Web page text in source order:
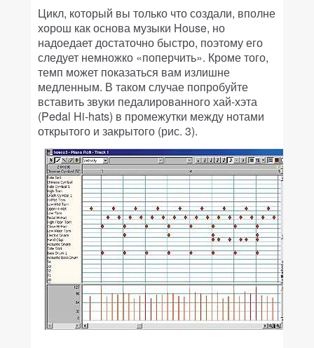
Цикл, который вы только что создали, вполне
хорош как основа музыки House, но
надоедает достаточно быстро, поэтому его
следует немножко «поперчить». Кроме того,
темп может показаться вам излишне
медленным. В таком случае попробуйте
вставить звуки педалированного хай-хэта
(Pedal Hi-hats) в промежутки между нотами
открытого и закрытого (рис. 3).